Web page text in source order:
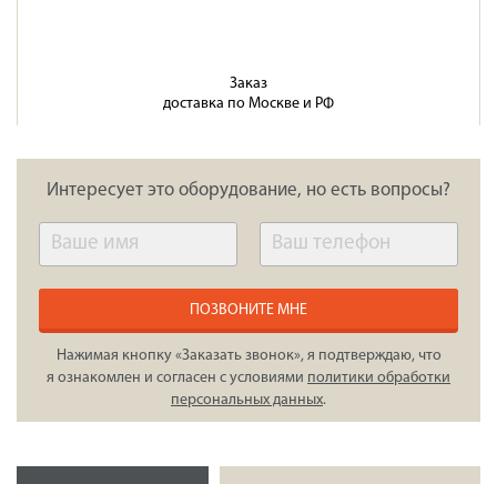
Заказ
доставка по Москве и РФ
Интересует это оборудование, но есть вопросы?
ПОЗВОНИТЕ МНЕ
Нажимая кнопку «Заказать звонок», я подтверждаю, что
я ознакомлен и согласен с условиями политики обработки
персональных данных.